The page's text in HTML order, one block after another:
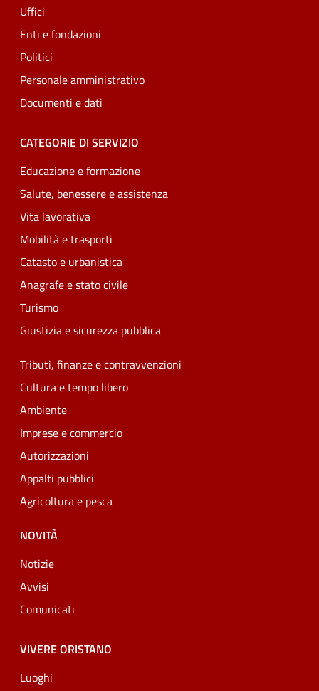
Uffici
Enti e fondazioni
Politici
Personale amministrativo
Documenti e dati
CATEGORIE DI SERVIZIO
Educazione e formazione
Salute, benessere e assistenza
Vita lavorativa
Mobilità e trasporti
Catasto e urbanistica
Anagrafe e stato civile
Turismo
Giustizia e sicurezza pubblica
Tributi, finanze e contravvenzioni
Cultura e tempo libero
Ambiente
Imprese e commercio
Autorizzazioni
Appalti pubblici
Agricoltura e pesca
NOVITÀ
Notizie
Avvisi
Comunicati
VIVERE ORISTANO
Luoghi